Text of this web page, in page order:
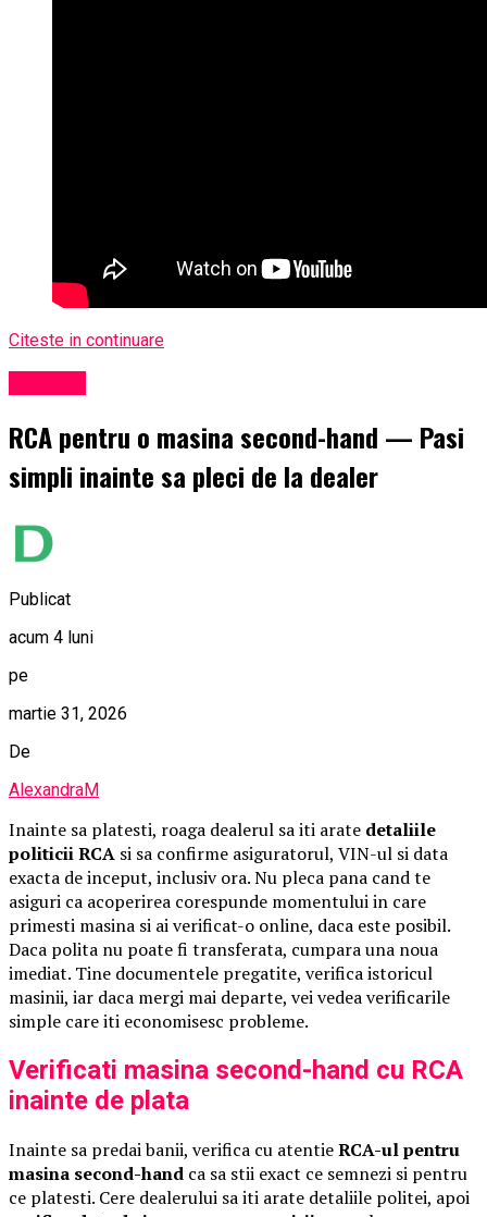
Citeste in continuare
RCA pentru o masina second-hand — Pasi
simpli inainte sa pleci de la dealer
Publicat
acum 4 luni
pe
martie 31, 2026
De
AlexandraM
Inainte sa platesti, roaga dealerul sa iti arate detaliile
politicii RCA si sa confirme asiguratorul, VIN-ul si data
exacta de inceput, inclusiv ora. Nu pleca pana cand te
asiguri ca acoperirea corespunde momentului in care
primesti masina si ai verificat-o online, daca este posibil.
Daca polita nu poate fi transferata, cumpara una noua
imediat. Tine documentele pregatite, verifica istoricul
masinii, iar daca mergi mai departe, vei vedea verificarile
simple care iti economisesc probleme.
Verificati masina second-hand cu RCA
inainte de plata
Inainte sa predai banii, verifica cu atentieRCA-ul pentru
masina second-hand ca sa stii exact ce semnezi si pentru
ce platesti. Cere dealerului sa iti arate detaliile politei, apoi